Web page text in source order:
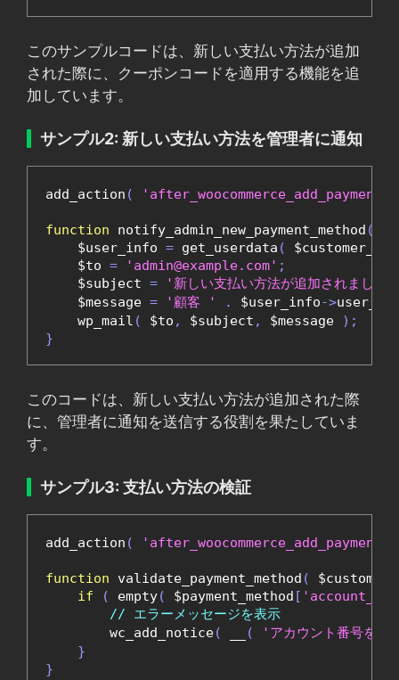
このサンプルコードは、新しい支払い方法が追加
された際に、クーポンコードを適用する機能を追
加しています。
サンプル2: 新しい支払い方法を管理者に通知
add_action (
function notify_admin_new_payment_method (
    $user_info
= get_userdata ( $customer_id
    $to
= 'admin@example.com' ;
    $subject
= '新しい支払い方法が追加されました'
    $message
= '顧客 ' . $user_info->
    wp_mail
( $to , $subject , $message
);
}
このコードは、新しい支払い方法が追加された際
に、管理者に通知を送信する役割を果たしていま
す。
サンプル3: 支払い方法の検証
add_action (
function validate_payment_method (
if
( empty( $payment_method [
// エラーメッセージを表示
        wc_add_notice
( (
'アカウント番号を入
}
}